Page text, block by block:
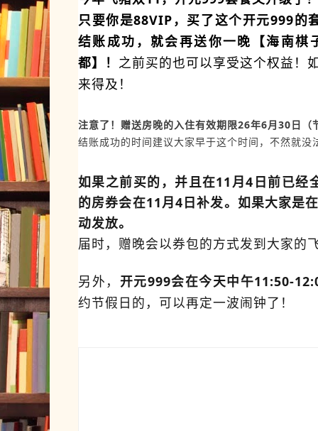
只要你是88VIP ，买了这个开元999的
结账成功，就会再送你一晚【海南棋
都】！ 之前买的也可以享受这个权益！
来得及！
注意了！赠送房晚的入住有效期限26年6月30日（
结账成功的时间建议大家早于这个时间，不然就没
如果之前买的，并且在11月4日前已经
的房券会在11月4日补发。如果大家是
动发放。
届时，赠晚会以券包的方式发到大家的
另外， 开元999会在今天中午11:50-
约节假日的，可以再定一波闹钟了！